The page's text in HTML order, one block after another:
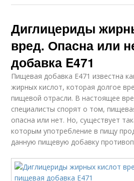
Диглицериды
вред. Опасна или
добавка E471
Пищевая добавка E471 известна
жирных кислот, которая долгое
пищевой отрасли. В настоящее
специалисты спорят о том,
опасна или нет. Но, существует
которым употребление в пищу
данную пищевую добавку